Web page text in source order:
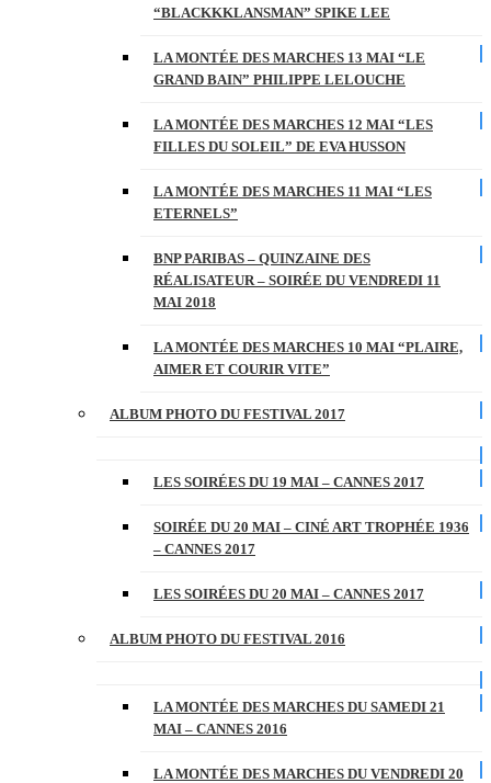
“BLACKKKLANSMAN” SPIKE LEE
LA MONTÉE DES MARCHES 13 MAI “LE
GRAND BAIN” PHILIPPE LELOUCHE
LA MONTÉE DES MARCHES 12 MAI “LES
FILLES DU SOLEIL” DE EVA HUSSON
LA MONTÉE DES MARCHES 11 MAI “LES
ETERNELS”
BNP PARIBAS – QUINZAINE DES
RÉALISATEUR – SOIRÉE DU VENDREDI 11
MAI 2018
LA MONTÉE DES MARCHES 10 MAI “PLAIRE,
AIMER ET COURIR VITE”
ALBUM PHOTO DU FESTIVAL 2017
LES SOIRÉES DU 19 MAI – CANNES 2017
SOIRÉE DU 20 MAI – CINÉ ART TROPHÉE 1936
– CANNES 2017
LES SOIRÉES DU 20 MAI – CANNES 2017
ALBUM PHOTO DU FESTIVAL 2016
LA MONTÉE DES MARCHES DU SAMEDI 21
MAI – CANNES 2016
LA MONTÉE DES MARCHES DU VENDREDI 20